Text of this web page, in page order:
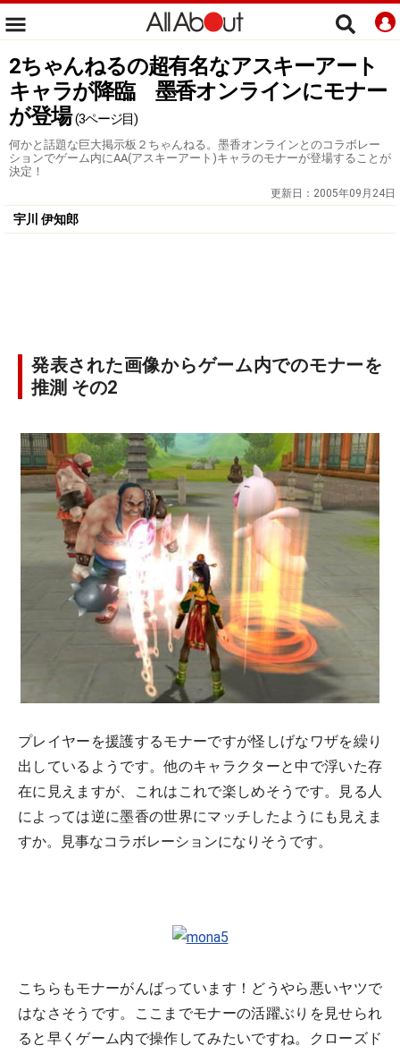
2ちゃんねるの超有名なアスキーアート
キャラが降臨 墨香オンラインにモナー
が登場 (3ページ目)
何かと話題な巨大掲示板２ちゃんねる。墨香オンラインとのコラボレー
ションでゲーム内にAA(アスキーアート)キャラのモナーが登場することが
決定！
更新日： 2005年09月24日
宇川 伊知郎
発表された画像からゲーム内でのモナーを
推測 その2
プレイヤーを援護するモナーですが怪しげなワザを繰り
出しているようです。他のキャラクターと中で浮いた存
在に見えますが、これはこれで楽しめそうです。見る人
によっては逆に墨香の世界にマッチしたようにも見えま
すか。見事なコラボレーションになりそうです。
こちらもモナーがんばっています！どうやら悪いヤツで
はなさそうです。ここまでモナーの活躍ぶりを見せられ
ると早くゲーム内で操作してみたいですね。クローズド